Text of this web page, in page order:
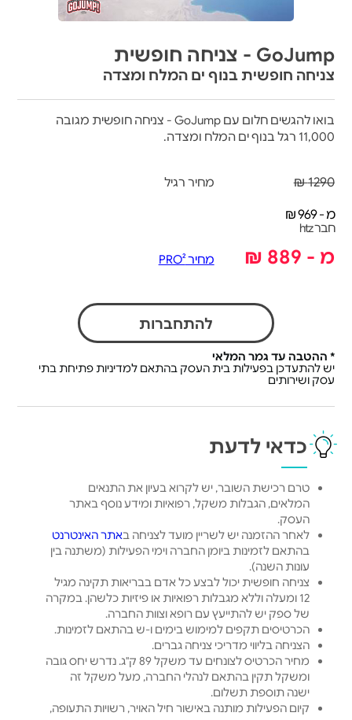
GoJump - צניחה חופשית
צניחה חופשית בנוף ים המלח ומצדה
בואו להגשים חלום עם GoJump - צניחה חופשית מגובה
11,000 רגל בנוף ים המלח ומצדה.
1290 ₪ מחיר רגיל
מ - 969 ₪
חבר htz
מ - 889 ₪ מחיר PRO²
להתחברות
* ההטבה עד גמר המלאי
יש להתעדכן בפעילות בית העסק בהתאם למדיניות פתיחת בתי
עסק ושירותים
כדאי לדעת
טרם רכישת השובר, יש לקרוא בעיון את התנאים
המלאים, הגבלות משקל, רפואיות ומידע נוסף באתר
העסק.
לאחר ההזמנה יש לשריין מועד לצניחה באתר האינטרנט
בהתאם לזמינות ביומן החברה וימי הפעילות (משתנה בין
עונות השנה).
צניחה חופשית יכול לבצע כל אדם בבריאות תקינה מגיל
12 ומעלה וללא מגבלות רפואיות או פיזיות כלשהן. במקרה
של ספק יש להתייעץ עם רופא וצוות החברה.
הכרטיסים תקפים למימוש בימים ו-ש בהתאם לזמינות.
הצניחה בליווי מדריכי צניחה גברים.
מחיר הכרטיס לצונחים עד משקל 89 ק"ג. נדרש יחס גובה
ומשקל תקין בהתאם לנהלי החברה, מעל משקל זה
ישנה תוספת תשלום.
קיום הפעילות מותנה באישור חיל האויר, רשויות התעופה,